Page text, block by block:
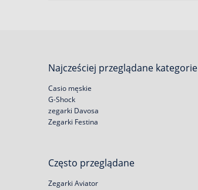
Najcześciej przeglądane kategorie
Casio męskie
G-Shock
zegarki Davosa
Zegarki Festina
Często przeglądane
Zegarki Aviator